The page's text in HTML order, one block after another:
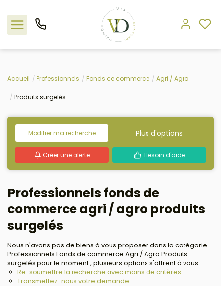
Nos offres
L'agence
Rejoindre le groupement
Estimation
Accueil Professionnels Fonds de commerce Agri / Agro
Produits surgelés
Modifier ma recherche Plus d'options
Créer une alerte Besoin d'aide
Professionnels fonds de
commerce agri / agro produits
surgelés
Nous n'avons pas de biens à vous proposer dans la catégorie
Professionnels Fonds de commerce Agri / Agro Produits
surgelés pour le moment , plusieurs options s'offrent à vous :
Re-soumettre la recherche avec moins de critères.
Transmettez-nous votre demande